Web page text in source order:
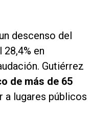
descenso del
en
Gutiérrez
de más de 65
a lugares públicos